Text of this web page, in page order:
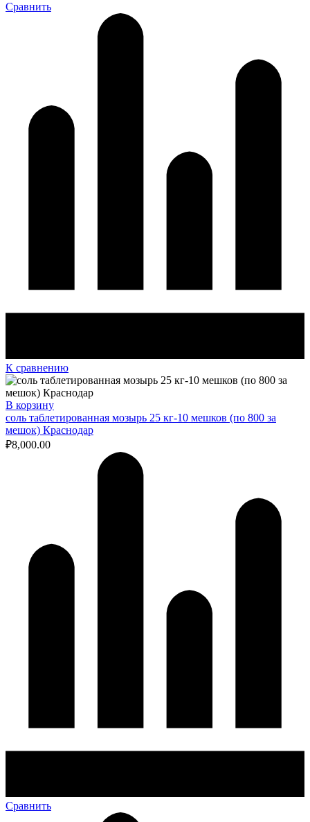
Сравнить
К сравнению
В корзину
соль таблетированная мозырь 25 кг-10 мешков (по 800 за
мешок) Краснодар
₽8,000.00
Сравнить